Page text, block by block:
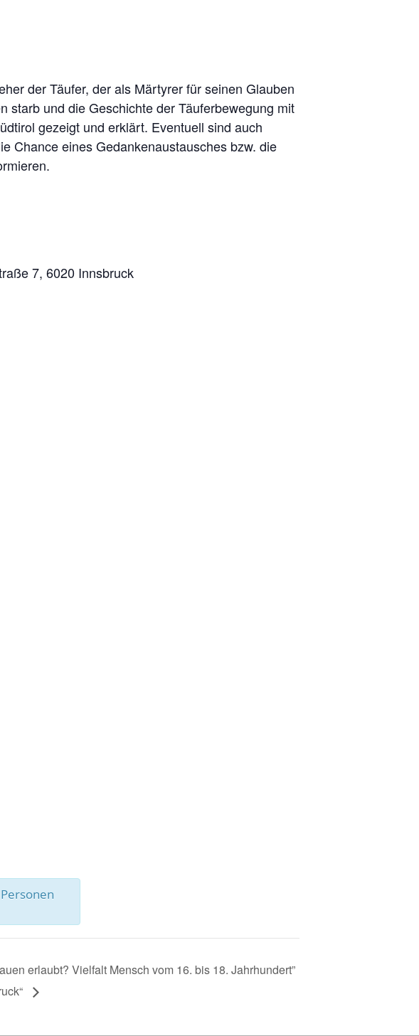
der Täufer, der als Märtyrer für seinen Glauben
starb und die Geschichte der Täuferbewegung mit
gezeigt und erklärt. Eventuell sind auch
Chance eines Gedankenaustausches bzw. die
7, 6020 Innsbruck
erlaubt? Vielfalt Mensch vom 16. bis 18. Jahrhundert”